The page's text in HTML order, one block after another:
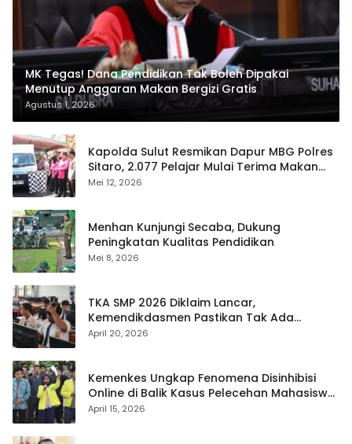
MK Tegas! Dana Pendidikan Tak Boleh Dipakai
Menutup Anggaran Makan Bergizi Gratis
Agustus 1, 2026
Kapolda Sulut Resmikan Dapur MBG Polres
Sitaro, 2.077 Pelajar Mulai Terima Makan
Gratis
Mei 12, 2026
Menhan Kunjungi Secaba, Dukung
Peningkatan Kualitas Pendidikan
Mei 8, 2026
TKA SMP 2026 Diklaim Lancar,
Kemendikdasmen Pastikan Tak Ada
Kebocoran Soal
April 20, 2026
Kemenkes Ungkap Fenomena Disinhibisi
Online di Balik Kasus Pelecehan Mahasiswa
FH UI
April 15, 2026